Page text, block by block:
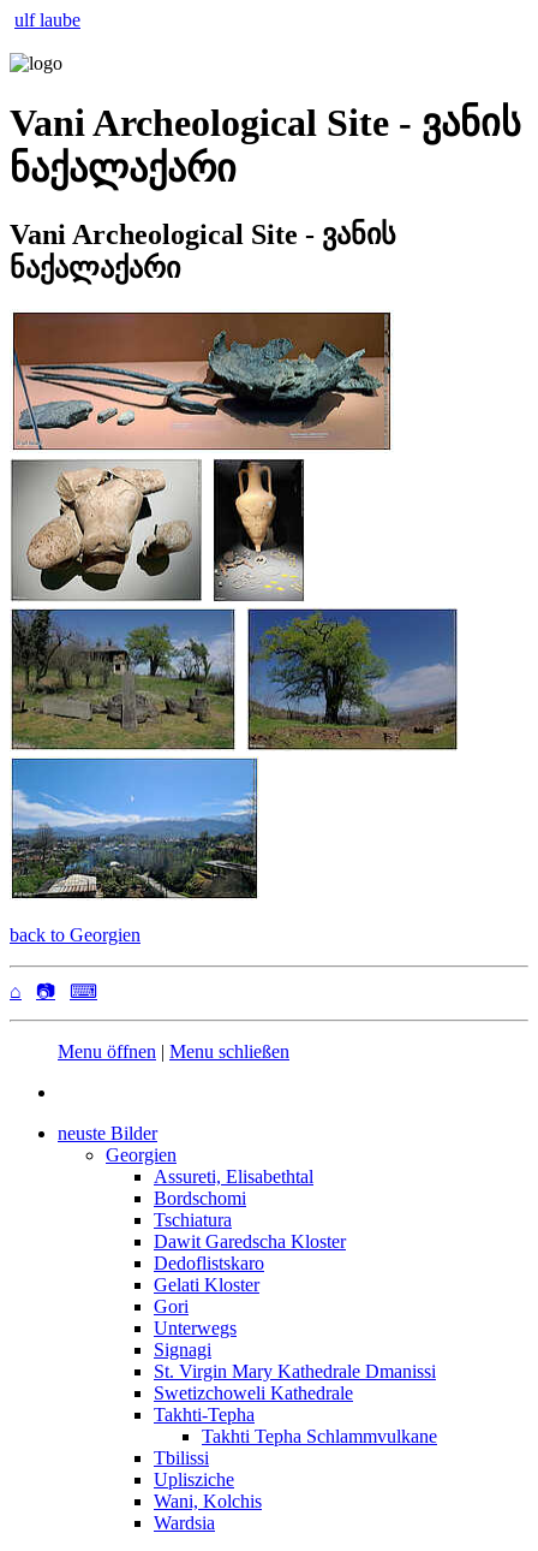
ulf laube
Vani Archeological Site - ვანის
ნაქალაქარი
Vani Archeological Site - ვანის
ნაქალაქარი
back to Georgien
⌂ 📷 ⌨
Menu öffnen | Menu schließen
neuste Bilder
Georgien
Assureti, Elisabethtal
Bordschomi
Tschiatura
Dawit Garedscha Kloster
Dedoflistskaro
Gelati Kloster
Gori
Unterwegs
Signagi
St. Virgin Mary Kathedrale Dmanissi
Swetizchoweli Kathedrale
Takhti-Tepha
Takhti Tepha Schlammvulkane
Tbilissi
Uplisziche
Wani, Kolchis
Wardsia